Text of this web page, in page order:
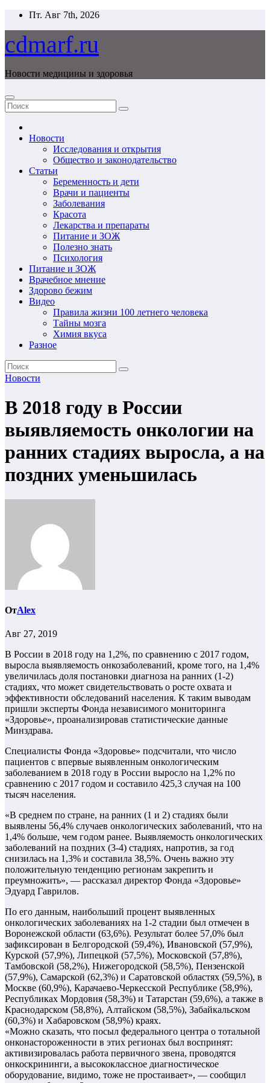
Перейти
содержимому
Пт. Авг 7th, 2026
cdmarf.ru
Новости медицины и здоровья
Новости
Исследования и открытия
Общество и законодательство
Статьи
Беременность и дети
Врачи и пациенты
Заболевания
Красота
Лекарства и препараты
Питание и ЗОЖ
Полезно знать
Психология
Питание и ЗОЖ
Врачебное мнение
Здорово бежим
Видео
Правила жизни 100 летнего человека
Тайны мозга
Химия вкуса
Разное
Новости
В 2018 году в России
выявляемость онкологии на
ранних стадиях выросла, а на
поздних уменьшилась
ОтAlex
Авг 27, 2019
В России в 2018 году на 1,2%, по сравнению с 2017 годом,
выросла выявляемость онкозаболеваний, кроме того, на 1,4%
увеличилась доля постановки диагноза на ранних (1-2)
стадиях, что может свидетельствовать о росте охвата и
эффективности обследований населения. К таким выводам
пришли эксперты Фонда независимого мониторинга
«Здоровье», проанализировав статистические данные
Минздрава.
Специалисты Фонда «Здоровье» подсчитали, что число
пациентов с впервые выявленным онкологическим
заболеванием в 2018 году в России выросло на 1,2% по
сравнению с 2017 годом и составило 425,3 случая на 100
тысяч населения.
«В среднем по стране, на ранних (1 и 2) стадиях были
выявлены 56,4% случаев онкологических заболеваний, что на
1,4% больше, чем годом ранее. Выявляемость онкологических
заболеваний на поздних (3-4) стадиях, напротив, за год
снизилась на 1,3% и составила 38,5%. Очень важно эту
положительную тенденцию регионам закрепить и
преумножить», — рассказал директор Фонда «Здоровье»
Эдуард Гаврилов.
По его данным, наибольший процент выявленных
онкологических заболеваниях на 1-2 стадии был отмечен в
Воронежской области (63,6%). Результат более 57,0% был
зафиксирован в Белгородской (59,4%), Ивановской (57,9%),
Курской (57,9%), Липецкой (57,5%), Московской (57,8%),
Тамбовской (58,2%), Нижегородской (58,5%), Пензенской
(57,9%), Самарской (62,3%) и Саратовской областях (59,5%), в
Москве (60,9%), Карачаево-Черкесской Республике (58,9%),
Республиках Мордовия (58,3%) и Татарстан (59,6%), а также в
Краснодарском (58,8%), Алтайском (58,5%), Забайкальском
(60,3%) и Хабаровском (58,9%) краях.
«Можно сказать, что посыл федерального центра о тотальной
онконастороженности в этих регионах был воспринят:
активизировалась работа первичного звена, проводятся
онкоскрининги, а высококлассное диагностическое
оборудование, видимо, тоже не простаивает», — сообщил